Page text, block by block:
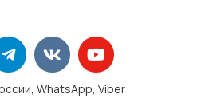
WhatsApp, Viber